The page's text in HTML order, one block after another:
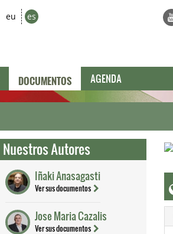
eu es
DOCUMENTOS AGENDA
Nuestros Autores
Iñaki Anasagasti
Ver sus documentos
Jose Maria Cazalis
Ver sus documentos